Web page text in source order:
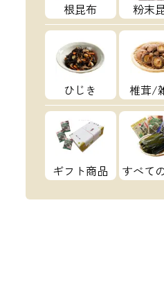
根昆布 粉末
ひじき 椎茸/
ギフト商品 すべて